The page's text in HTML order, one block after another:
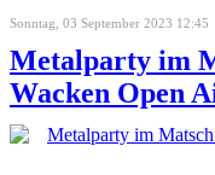
Sonntag, 03 September 2023 12:45
Metalparty im
Wacken Open